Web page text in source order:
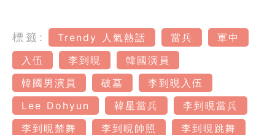
標籤: Trendy 人氣熱話 當兵
軍中
入伍
李到晛
韓國演員
韓國男演員
破墓
李到晛入伍
Lee Dohyun
韓星當兵
李到晛當兵
李到晛禁舞
李到晛帥照
李到晛跳舞